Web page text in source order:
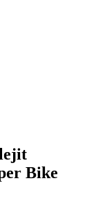
Bike